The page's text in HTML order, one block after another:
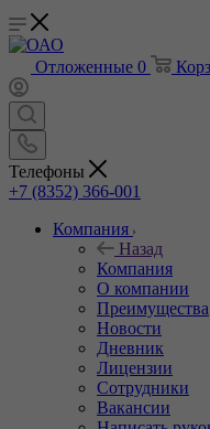
Отложенные 0
Телефоны
+7 (8352) 366-001
Компания
Назад
Компания
О компании
Преимущества
Новости
Дневник
Лицензии
Сотрудники
Вакансии